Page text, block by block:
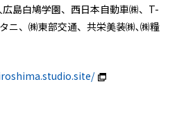
島白鳩学園、西日本自動車㈱、T-
ニ、㈱東部交通、共栄美装㈱､㈱糧